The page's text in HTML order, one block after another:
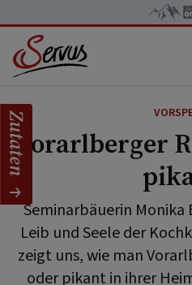
Vorarlberger
Seminarbäuerin
Leib und Seele der
zeigt uns, wie man
oder pikant in ihrer
Zutaten